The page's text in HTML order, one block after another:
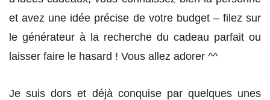
et avez une idée précise de votre budget – filez sur
le générateur à la recherche du cadeau parfait ou
laisser faire le hasard ! Vous allez adorer ^^
Je suis dors et déjà conquise par quelques unes